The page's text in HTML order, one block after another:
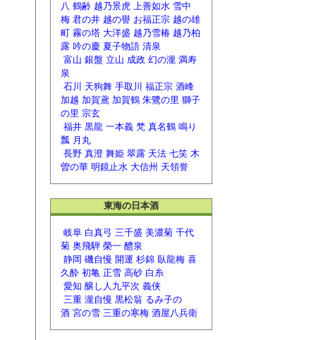
八 鶴齢 越乃景虎 上善如水 雪中
梅 君の井 越の譽 お福正宗 越の雄
町 霧の塔 大洋盛 越乃雪椿 越乃柏
露 吟の慶 夏子物語 清泉
富山 銀盤 立山 成政 幻の瀧 満寿
泉
石川
天狗舞 手取川 福正宗 酒峰
加越 加賀鳶 加賀鶴 朱鷺の里 獅子
の里 宗玄
福井 黒龍 一本義 梵 真名鶴 鳴り
瓢 月丸
長野 真澄 舞姫 翠露 天法 七笑 木
曽の華 明鏡止水 大信州 天領誉
東海の日本酒
岐阜 白真弓 三千盛 美濃菊 千代
菊 奥飛騨 榮一 醴泉
静岡 磯自慢 開運 杉錦 臥龍梅 喜
久酔 初亀 正雪 高砂 白糸
愛知 醸し人九平次 義侠
三重 瀧自慢 黒松翁 るみ子の
酒 宮の雪 三重の寒梅 酒屋八兵衛